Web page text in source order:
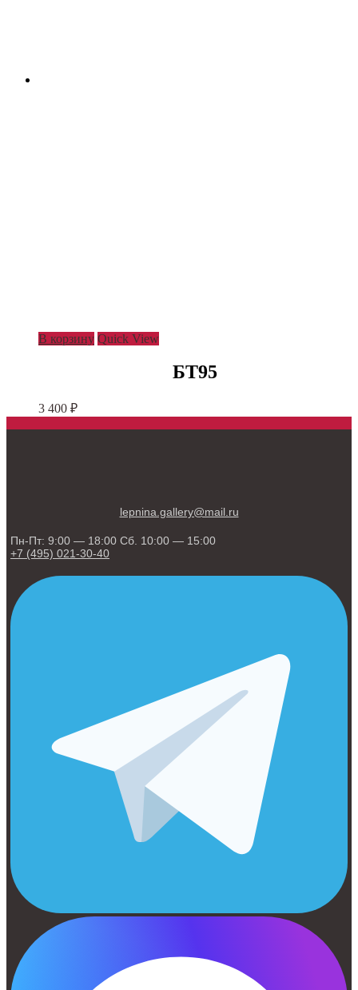
В корзину Quick View
БТ95
3 400 ₽
lepnina.gallery@mail.ru
Пн-Пт: 9:00 — 18:00 Сб. 10:00 — 15:00
+7 (495) 021-30-40